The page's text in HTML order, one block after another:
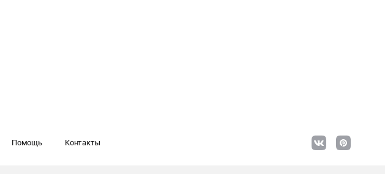
Помощь Контакты